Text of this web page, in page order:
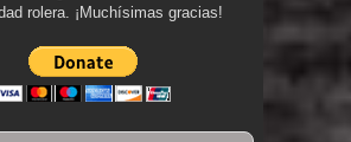
rolera. ¡Muchísimas gracias!